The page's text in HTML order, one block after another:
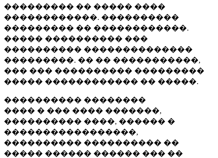
��������� �� ����� ����
������������. ����������
��������� �� ������������.
����� ���������� ���
���������� ��������������
���������. �� �� �����������,
��� ��� ���������� ���������
����� ������������ �� �����.
���������� ��������
���� � ��� ���� �������,
���������� ����, ������ �
�����������������,
���������� ���������� ��
����� ������ ������ ��� ��